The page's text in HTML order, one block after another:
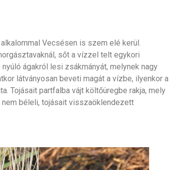
Vecsésen is szem elé kerül.
sőt a vízzel telt egykori
ágakról lesi zsákmányát, melynek nagy
látványosan beveti magát a vízbe, ilyenkor a
Tojásait partfalba vájt költőüregbe rakja, mely
béleli, tojásait visszaöklendezett